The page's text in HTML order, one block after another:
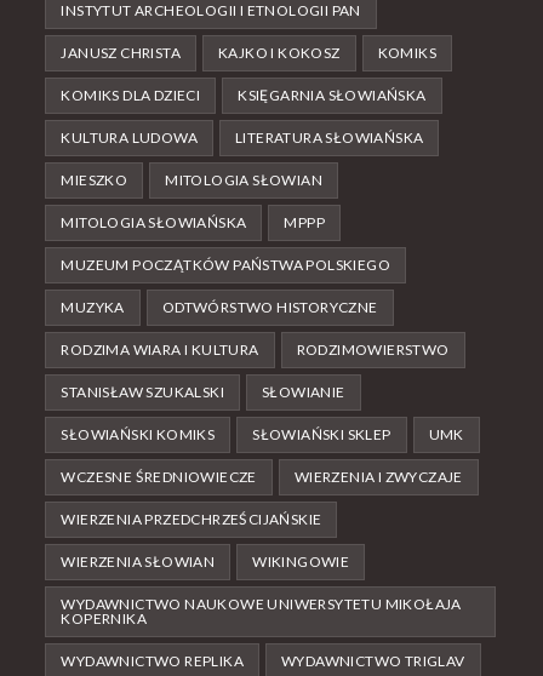
INSTYTUT ARCHEOLOGII I ETNOLOGII PAN
JANUSZ CHRISTA KAJKO I KOKOSZ KOMIKS
KOMIKS DLA DZIECI KSIĘGARNIA SŁOWIAŃSKA
KULTURA LUDOWA LITERATURA SŁOWIAŃSKA
MIESZKO MITOLOGIA SŁOWIAN
MITOLOGIA SŁOWIAŃSKA MPPP
MUZEUM POCZĄTKÓW PAŃSTWA POLSKIEGO
MUZYKA ODTWÓRSTWO HISTORYCZNE
RODZIMA WIARA I KULTURA RODZIMOWIERSTWO
STANISŁAW SZUKALSKI SŁOWIANIE
SŁOWIAŃSKI KOMIKS SŁOWIAŃSKI SKLEP UMK
WCZESNE ŚREDNIOWIECZE WIERZENIA I ZWYCZAJE
WIERZENIA PRZEDCHRZEŚCIJAŃSKIE
WIERZENIA SŁOWIAN WIKINGOWIE
WYDAWNICTWO NAUKOWE UNIWERSYTETU MIKOŁAJA
KOPERNIKA
WYDAWNICTWO REPLIKA WYDAWNICTWO TRIGLAV